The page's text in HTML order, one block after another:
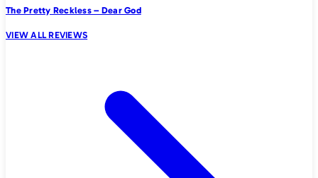
The Pretty Reckless – Dear God
VIEW ALL REVIEWS